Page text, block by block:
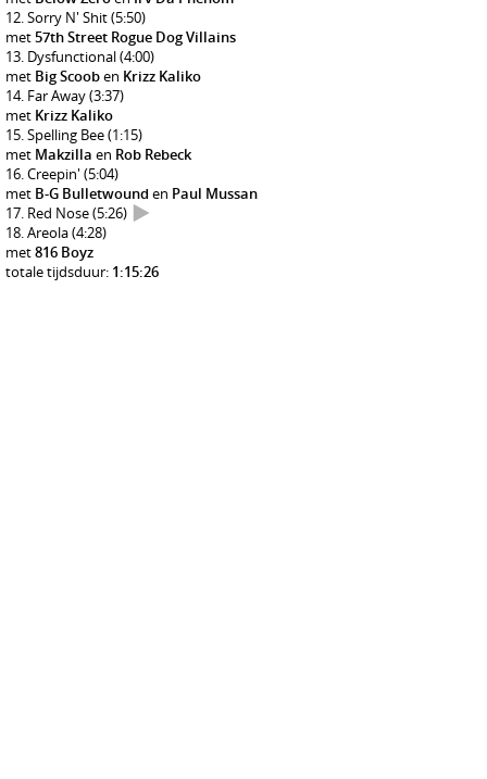
Sorry N' Shit(5:50)
met57th Street Rogue Dog Villains
Dysfunctional(4:00)
met Big Scooben Krizz Kaliko
Far Away(3:37)
met Krizz Kaliko
Spelling Bee(1:15)
met Makzilla en Rob Rebeck
Creepin' (5:04)
met B-G Bulletwound en Paul Mussan
Red Nose(5:26)
Areola(4:28)
met816 Boyz
totale tijdsduur: 1:15:26